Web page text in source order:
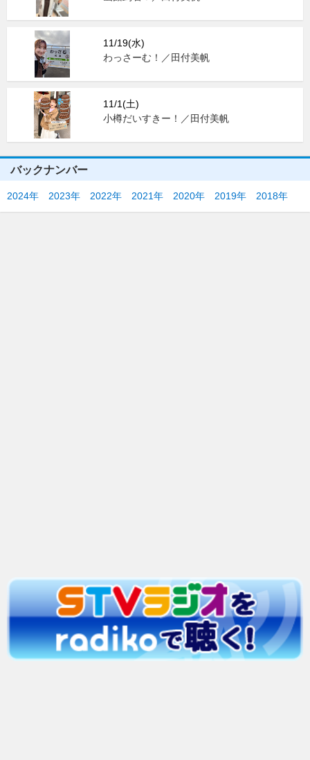
11/19(水)
わっさーむ！／田付美帆
11/1(土)
小樽だいすきー！／田付美帆
バックナンバー
2024年 2023年 2022年 2021年 2020年 2019年 2018年